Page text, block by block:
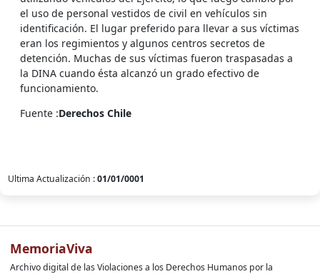
el uso de personal vestidos de civil en vehículos sin
identificación. El lugar preferido para llevar a sus víctimas
eran los regimientos y algunos centros secretos de
detención. Muchas de sus víctimas fueron traspasadas a
la DINA cuando ésta alcanzó un grado efectivo de
funcionamiento.
Fuente :Derechos Chile
Ultima Actualización :01/01/0001
MemoriaViva
Archivo digital de las Violaciones a los Derechos Humanos por la